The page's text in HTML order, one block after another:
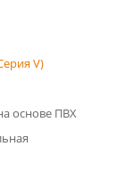
V)
основе ПВХ